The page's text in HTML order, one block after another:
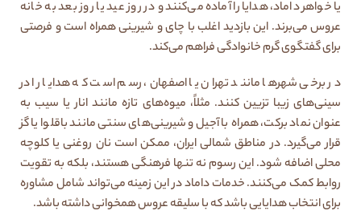
یا خواهر داماد، هدایا را آماده می‌کنند و در روز عید یا روز بعد به خانه
عروس می‌برند. این بازدید اغلب با چای و شیرینی همراه است و فرصتی
برای گفتگوی گرم خانوادگی فراهم می‌کند.
در برخی شهرها مانند تهران یا اصفهان، رسم است که هدایا را در
سینی‌های زیبا تزیین کنند. مثلاً، میوه‌های تازه مانند انار یا سیب به
عنوان نماد برکت، همراه با آجیل و شیرینی‌های سنتی مانند باقلوا یا گز
قرار می‌گیرد. در مناطق شمالی ایران، ممکن است نان روغنی یا کلوچه
محلی اضافه شود. این رسوم نه تنها فرهنگی هستند، بلکه به تقویت
روابط کمک می‌کنند. خدمات داماد در این زمینه می‌تواند شامل مشاوره
برای انتخاب هدایایی باشد که با سلیقه عروس همخوانی داشته باشد.